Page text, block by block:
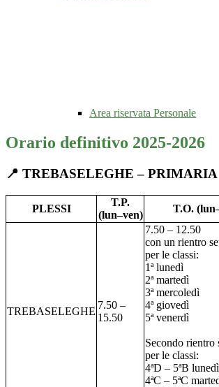
Area riservata Personale
Orario definitivo 2025-2026
📍 TREBASELEGHE – PRIMARIA
PLESSI
T.P.
(lun–ven)
T.O.
TREBASELEGHE
7.50 –
15.50
7.50 – 12.50
con un rientro
per le classi:
1ª lunedì
2ª martedì
3ª mercoledì
4ª giovedì
5ª venerdì
Secondo rientro
per le classi:
4ªD – 5ªB lunedì
4ªC – 5ªC